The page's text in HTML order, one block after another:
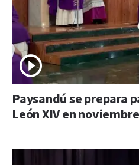
Paysandú se prepara
León XIV en noviembre